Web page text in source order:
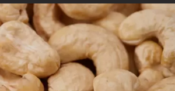
и напитков для меню, каталогов, а также для
имиджевой рекламы